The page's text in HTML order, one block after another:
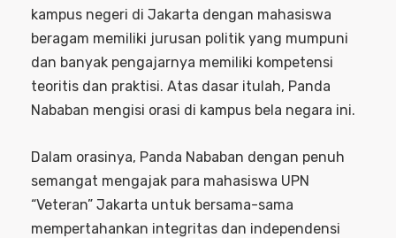
kampus negeri di Jakarta dengan mahasiswa
beragam memiliki jurusan politik yang mumpuni
dan banyak pengajarnya memiliki kompetensi
teoritis dan praktisi. Atas dasar itulah, Panda
Nababan mengisi orasi di kampus bela negara ini.
Dalam orasinya, Panda Nababan dengan penuh
semangat mengajak para mahasiswa UPN
“Veteran” Jakarta untuk bersama-sama
mempertahankan integritas dan independensi